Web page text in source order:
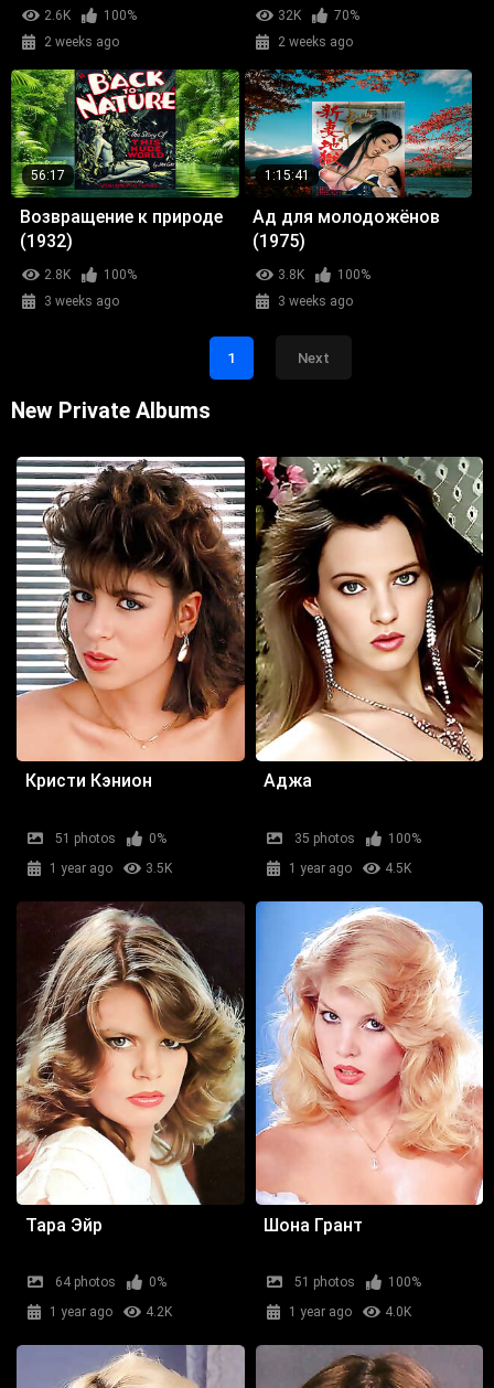
2.6K
100%
2 weeks ago
32K
70%
2 weeks ago
56:17
Возвращение к природе
(1932)
2.8K
100%
3 weeks ago
1:15:41
Ад для молодожёнов
(1975)
3.8K
100%
3 weeks ago
1 Next
New Private Albums
Кристи Кэнион
51 photos
0%
1 year ago
3.5K
Аджа
35 photos
100%
1 year ago
4.5K
Тара Эйр
64 photos
0%
1 year ago
4.2K
Шона Грант
51 photos
100%
1 year ago
4.0K